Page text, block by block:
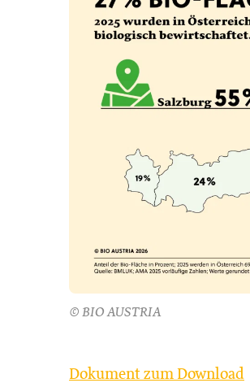
© BIO AUSTRIA
Dokument zum Download